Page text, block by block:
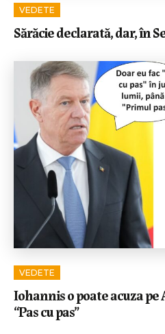
VEDETE
Sărăcie declarată, dar, în
VEDETE
Iohannis o poate acuza
“Pas cu pas”